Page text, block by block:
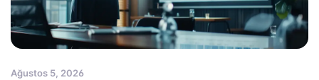
Ağustos 5, 2026